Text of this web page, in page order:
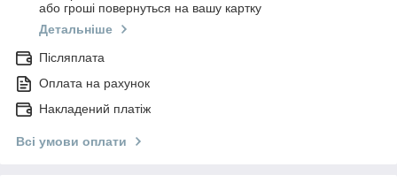
або гроші повернуться на вашу картку
Детальніше
Післяплата
Оплата на рахунок
Накладений платіж
Всі умови оплати